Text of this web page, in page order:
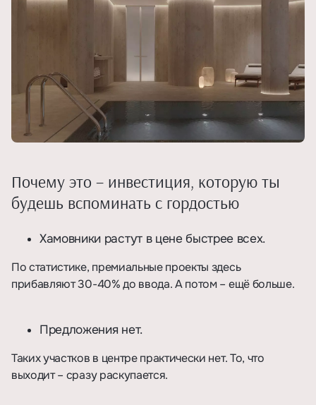
Почему это – инвестиция, которую ты
будешь вспоминать с гордостью
Хамовники растут в цене быстрее всех.
По статистике, премиальные проекты здесь
прибавляют 30-40% до ввода. А потом – ещё больше.
Предложения нет.
Таких участков в центре практически нет. То, что
выходит – сразу раскупается.